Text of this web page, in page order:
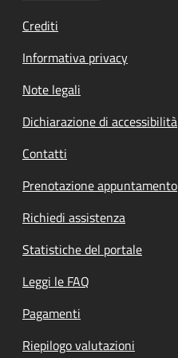
Crediti
Informativa privacy
Note legali
Dichiarazione di accessibilità
Contatti
Prenotazione appuntamento
Richiedi assistenza
Statistiche del portale
Leggi le FAQ
Pagamenti
Riepilogo valutazioni